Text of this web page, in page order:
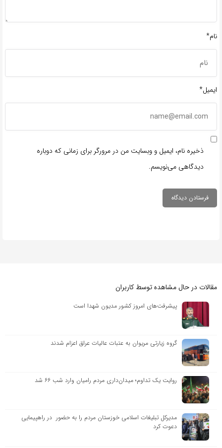
نام*
ایمیل*
ذخیره نام، ایمیل و وبسایت من در مرورگر برای زمانی که دوباره
دیدگاهی می‌نویسم.
مقالات در حال مشاهده توسط کاربران
پیشرفت‌های امروز کشور مدیون شهدا است
گروه زیارتی مریوان به عتبات عالیات عراق اعزام شدند
روایت یک تداوم؛ میدان‌داری مردم رامیان وارد شب ۶۶ شد
مدیرکل تبلیغات اسلامی خوزستان مردم را به حضور در راهپیمایی
دعوت کرد